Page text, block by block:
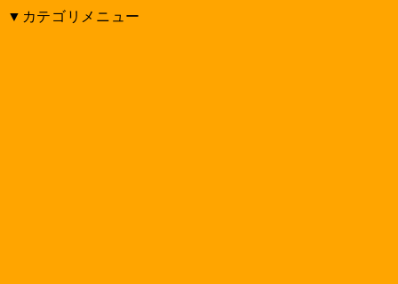
▼カテゴリメニュー